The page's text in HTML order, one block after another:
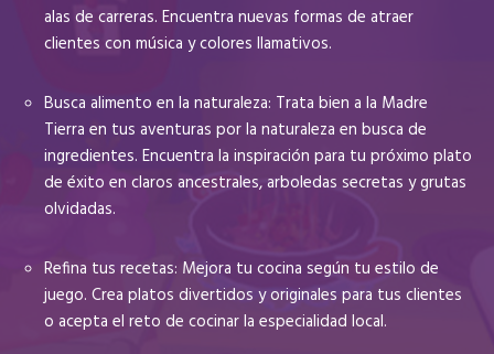
alas de carreras. Encuentra nuevas formas de atraer
clientes con música y colores llamativos.
Busca alimento en la naturaleza: Trata bien a la Madre
Tierra en tus aventuras por la naturaleza en busca de
ingredientes. Encuentra la inspiración para tu próximo plato
de éxito en claros ancestrales, arboledas secretas y grutas
olvidadas.
Refina tus recetas: Mejora tu cocina según tu estilo de
juego. Crea platos divertidos y originales para tus clientes
o acepta el reto de cocinar la especialidad local.